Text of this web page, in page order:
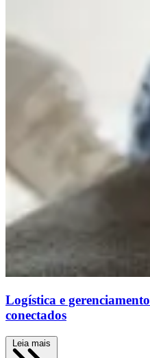
Logística e
conectados
Leia mais